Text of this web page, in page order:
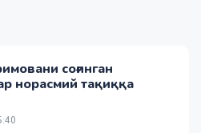
соғинган
норасмий тақиққа